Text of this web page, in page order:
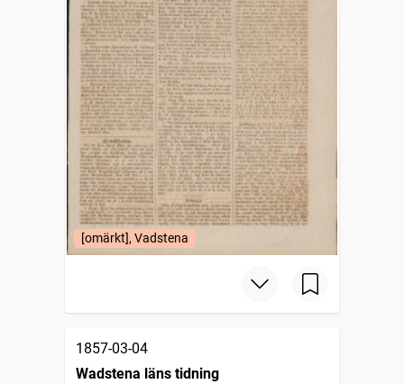
[omärkt], Vadstena
1857-03-04
Wadstena läns tidning